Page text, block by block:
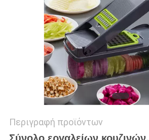
Περιγραφή προϊόντων